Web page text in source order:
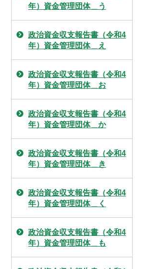
年）資金管理団体＿う
政治資金収支報告書（令和4
年）資金管理団体＿え
政治資金収支報告書（令和4
年）資金管理団体＿お
政治資金収支報告書（令和4
年）資金管理団体＿か
政治資金収支報告書（令和4
年）資金管理団体＿き
政治資金収支報告書（令和4
年）資金管理団体＿く
政治資金収支報告書（令和4
年）資金管理団体＿も